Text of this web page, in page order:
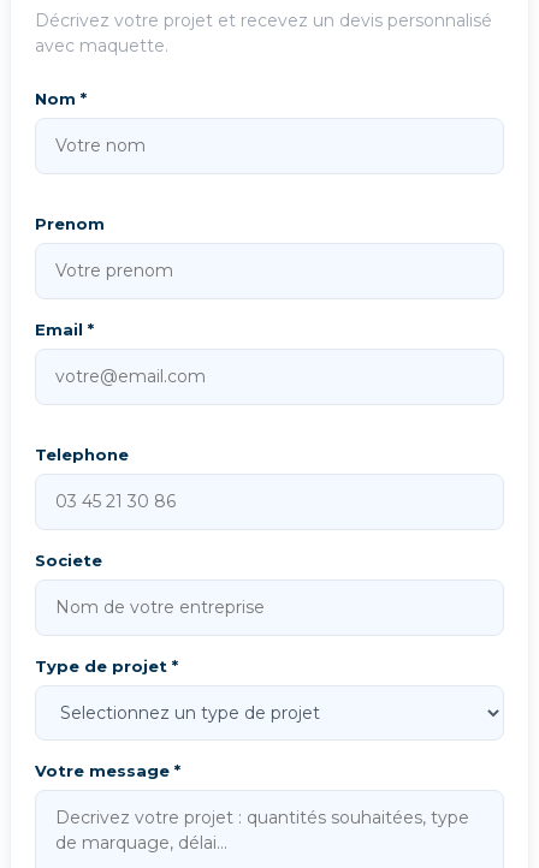
Décrivez votre projet et recevez un devis personnalisé
avec maquette.
Nom *
Prenom
Email *
Telephone
Societe
Type de projet *
Votre message *